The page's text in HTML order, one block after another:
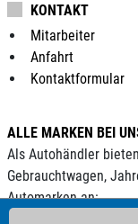
KONTAKT
Mitarbeiter
Anfahrt
Kontaktformular
ALLE MARKEN BEI
Als Autohändler
Gebrauchtwagen,
Automarken an: